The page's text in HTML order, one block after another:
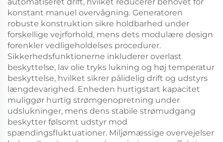
konstant manuel overvågning. Generatoren
robuste konstruktion sikre holdbarhed under
forskellige vejrforhold, mens dets modulære design
forenkler vedligeholdelses procedurer.
Sikkerhedsfunktionerne inkluderer overlast
beskyttelse, lav olie tryks lukning og høj temperatur
beskyttelse, hvilket sikrer pålidelig drift og udstyrs
længdevarighed. Enheden hurtigstart kapacitet
muliggør hurtig strømgenopretning under
udslukninger, mens dens stabile strømudgang
beskytter følsomt udstyr mod
spændingsfluktuationer. Miljømæssige overvejelser